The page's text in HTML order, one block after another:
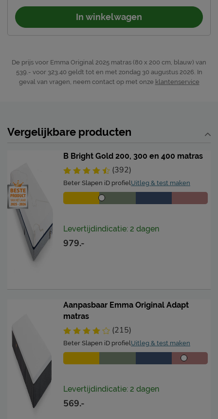
Materiaal tijk
19% polyethylene, 1%
elastaan, Zijstof: 100%
polyester, Onderstof: 87%
Afdeklaag dikte
4,5
Aantal veren per m2
Handvatten
Ja
Nee
Advies bedbodem
Geschikt voor de
volgende bedbodems
schotelbodem,
Geschikt voor
Goed om te weten
Garantie
10 jaar garantie volgens
Emma voorwaarden
Wasinstructies
bovenzijde tijk wasbaar
Leveranciersinformatie
Naam
In winkelwagen
De prijs voor Emma Original 2025 matras (80 x 200 cm, blauw) van
539.- voor 323.40 geldt tot en met zondag 30 augustus 2026. In
geval van vragen, neem contact op met onze klantenservice
Vergelijkbare producten
B Bright Gold 200, 300 en 400 matras
(392)
Beter Slapen iD profiel Uitleg & test maken
Levertijdindicatie: 2 dagen
979.-
Aanpasbaar Emma Original Adapt
matras
(215)
Beter Slapen iD profiel Uitleg & test maken
Levertijdindicatie: 2 dagen
569.-